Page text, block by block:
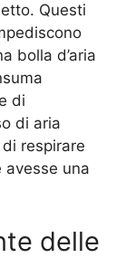
Questi
bolla d’aria
di
di aria
respirare
avesse una
delle